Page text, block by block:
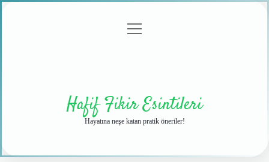
menüyü
Hafif Fikir Esintileri
Hayatına neşe katan pratik öneriler!